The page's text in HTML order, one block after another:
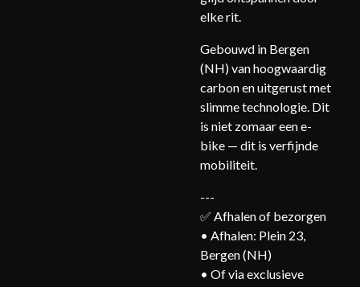
elke rit.
Gebouwd in Bergen
(NH) van hoogwaardig
carbon en uitgerust met
slimme technologie. Dit
is niet zomaar een e-
bike — dit is verfijnde
mobiliteit.
---
✅ Afhalen of bezorgen
• Afhalen: Plein 23,
Bergen (NH)
• Of via exclusieve